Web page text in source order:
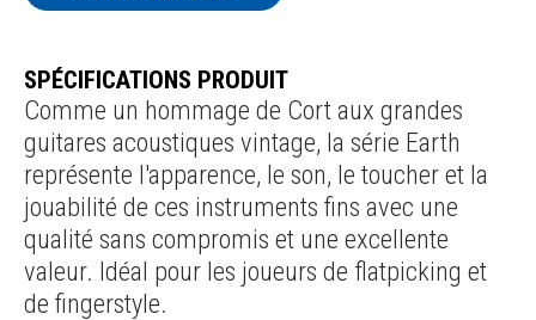
SPÉCIFICATIONS PRODUIT
Comme un hommage de Cort aux grandes
guitares acoustiques vintage, la série Earth
représente l'apparence, le son, le toucher et la
jouabilité de ces instruments fins avec une
qualité sans compromis et une excellente
valeur. Idéal pour les joueurs de flatpicking et
de fingerstyle.